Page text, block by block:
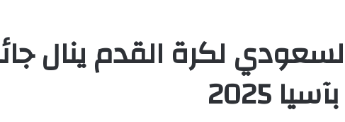
لكرة القدم ينال
2025